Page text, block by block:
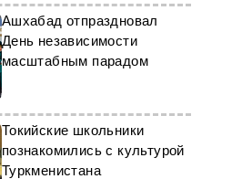
Ашхабад отпраздновал
День независимости
масштабным парадом
Токийские школьники
познакомились с культурой
Туркменистана